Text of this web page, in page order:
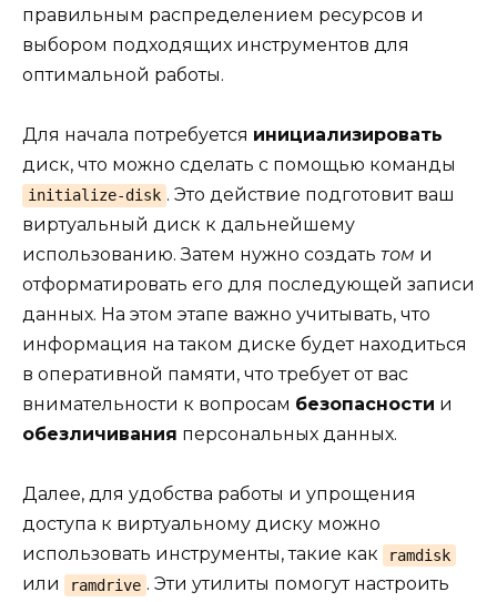
правильным распределением ресурсов и
выбором подходящих инструментов для
оптимальной работы.
Для начала потребуется инициализировать
диск, что можно сделать с помощью команды
initialize-disk . Это действие подготовит ваш
виртуальный диск к дальнейшему
использованию. Затем нужно создать том и
отформатировать его для последующей записи
данных. На этом этапе важно учитывать, что
информация на таком диске будет находиться
в оперативной памяти, что требует от вас
внимательности к вопросам безопасности и
обезличивания персональных данных.
Далее, для удобства работы и упрощения
доступа к виртуальному диску можно
использовать инструменты, такие как
ramdisk
или ramdrive . Эти утилиты помогут настроить